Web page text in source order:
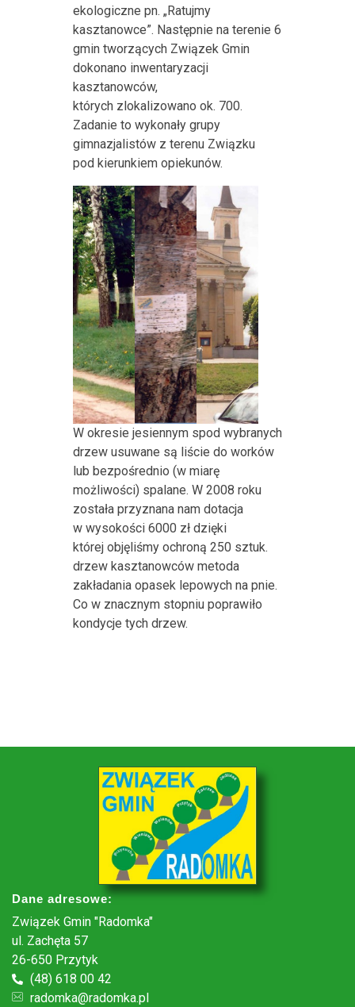
ekologiczne pn. „Ratujmy
kasztanowce”. Następnie na terenie 6
gmin tworzących Związek Gmin
dokonano inwentaryzacji
kasztanowców,
których zlokalizowano ok. 700.
Zadanie to wykonały grupy
gimnazjalistów z terenu Związku
pod kierunkiem opiekunów.
W okresie jesiennym spod wybranych
drzew usuwane są liście do worków
lub bezpośrednio (w miarę
możliwości) spalane. W 2008 roku
została przyznana nam dotacja
w wysokości 6000 zł dzięki
której objęliśmy ochroną 250 sztuk.
drzew kasztanowców metoda
zakładania opasek lepowych na pnie.
Co w znacznym stopniu poprawiło
kondycje tych drzew.
Dane adresowe:
Związek Gmin "Radomka"
ul. Zachęta 57
26-650 Przytyk
(48) 618 00 42
radomka@radomka.pl